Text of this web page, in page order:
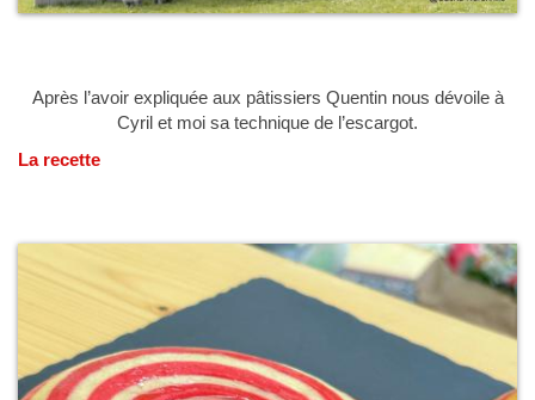
Après l’avoir expliquée aux pâtissiers Quentin nous dévoile à
Cyril et moi sa technique de l’escargot.
La recette